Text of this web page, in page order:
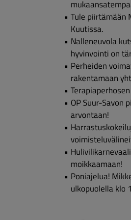
Tule piirtämään
Kuutissa.
Nalleneuvola
hyvinvointi on
Perheiden
rakentamaan
OP Suur-Savon
arvontaan!
moikkaamaan!
Poniajelua!
ulkopuolella klo